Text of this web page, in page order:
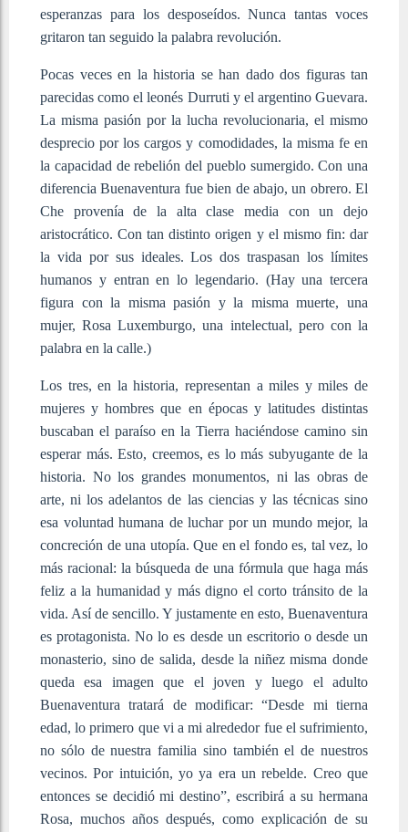
esperanzas para los desposeídos. Nunca tantas voces
gritaron tan seguido la palabra revolución.
Pocas veces en la historia se han dado dos figuras tan
parecidas como el leonés Durruti y el argentino Guevara.
La misma pasión por la lucha revolucionaria, el mismo
desprecio por los cargos y comodidades, la misma fe en
la capacidad de rebelión del pueblo sumergido. Con una
diferencia Buenaventura fue bien de abajo, un obrero. El
Che provenía de la alta clase media con un dejo
aristocrático. Con tan distinto origen y el mismo fin: dar
la vida por sus ideales. Los dos traspasan los límites
humanos y entran en lo legendario. (Hay una tercera
figura con la misma pasión y la misma muerte, una
mujer, Rosa Luxemburgo, una intelectual, pero con la
palabra en la calle.)
Los tres, en la historia, representan a miles y miles de
mujeres y hombres que en épocas y latitudes distintas
buscaban el paraíso en la Tierra haciéndose camino sin
esperar más. Esto, creemos, es lo más subyugante de la
historia. No los grandes monumentos, ni las obras de
arte, ni los adelantos de las ciencias y las técnicas sino
esa voluntad humana de luchar por un mundo mejor, la
concreción de una utopía. Que en el fondo es, tal vez, lo
más racional: la búsqueda de una fórmula que haga más
feliz a la humanidad y más digno el corto tránsito de la
vida. Así de sencillo. Y justamente en esto, Buenaventura
es protagonista. No lo es desde un escritorio o desde un
monasterio, sino de salida, desde la niñez misma donde
queda esa imagen que el joven y luego el adulto
Buenaventura tratará de modificar: “Desde mi tierna
edad, lo primero que vi a mi alrededor fue el sufrimiento,
no sólo de nuestra familia sino también el de nuestros
vecinos. Por intuición, yo ya era un rebelde. Creo que
entonces se decidió mi destino”, escribirá a su hermana
Rosa, muchos años después, como explicación de su